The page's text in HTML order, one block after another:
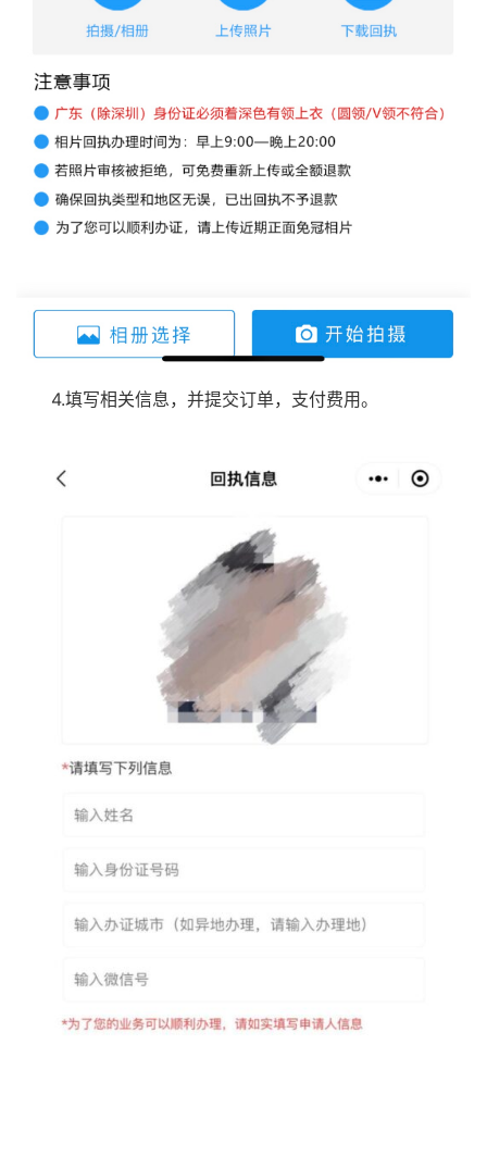
4.填写相关信息，并提交订单，支付费用。